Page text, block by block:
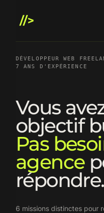
//>
DÉVELOPPEUR WEB
7 ANS D'EXPÉRIENCE
Vous
objectif
Pas
agence
répondre.
6 missions distinctes pour